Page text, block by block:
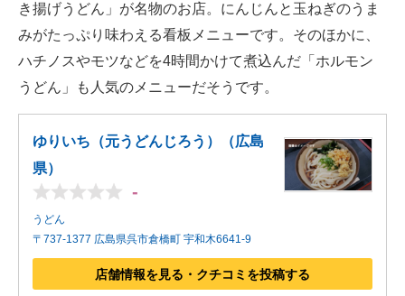
き揚げうどん」が名物のお店。にんじんと玉ねぎのうま
みがたっぷり味わえる看板メニューです。そのほかに、
ハチノスやモツなどを4時間かけて煮込んだ「ホルモン
うどん」も人気のメニューだそうです。
ゆりいち（元うどんじろう）（広島
県）
-
うどん
〒737-1377 広島県呉市倉橋町 宇和木6641-9
店舗情報を見る・クチコミを投稿する